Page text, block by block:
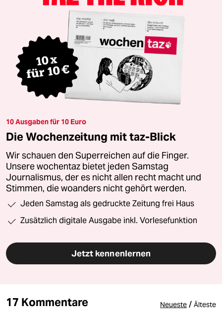
10 Ausgaben für 10 Euro
Die Wochenzeitung mit taz-Blick
Wir schauen den Superreichen auf die Finger.
Unsere wochentaz bietet jeden Samstag
Journalismus, der es nicht allen recht macht und
Stimmen, die woanders nicht gehört werden.
Jeden Samstag als gedruckte Zeitung frei Haus
Zusätzlich digitale Ausgabe inkl. Vorlesefunktion
Jetzt kennenlernen
17 Kommentare Neueste / Älteste